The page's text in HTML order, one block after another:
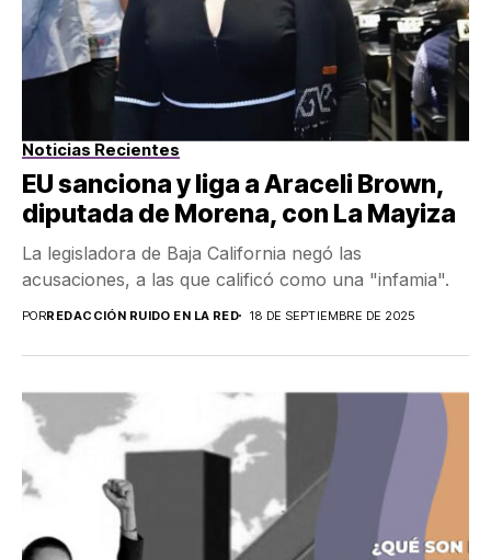
Noticias Recientes
EU sanciona y liga a Araceli Brown,
diputada de Morena, con La Mayiza
La legisladora de Baja California negó las
acusaciones, a las que calificó como una "infamia".
PORREDACCIÓN RUIDO EN LA RED 18 DE SEPTIEMBRE DE 2025